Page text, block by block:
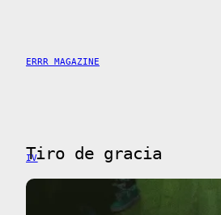
contenido
ERRR MAGAZINE
Tiro de gracia
IV